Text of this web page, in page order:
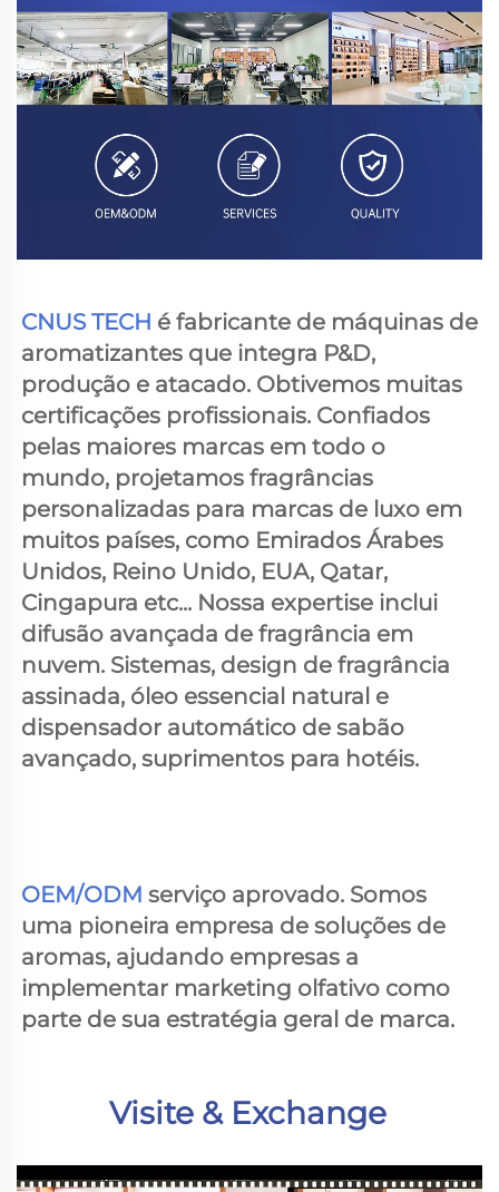
CNUS TECH é fabricante de máquinas de
aromatizantes que integra P&D,
produção e atacado. Obtivemos muitas
certificações profissionais. Confiados
pelas maiores marcas em todo o
mundo, projetamos fragrâncias
personalizadas para marcas de luxo em
muitos países, como Emirados Árabes
Unidos, Reino Unido, EUA, Qatar,
Cingapura etc... Nossa expertise inclui
difusão avançada de fragrância em
nuvem. Sistemas, design de fragrância
assinada, óleo essencial natural e
dispensador automático de sabão
avançado, suprimentos para hotéis.
OEM/ODM serviço aprovado. Somos
uma pioneira empresa de soluções de
aromas, ajudando empresas a
implementar marketing olfativo como
parte de sua estratégia geral de marca.
Visite & Exchange